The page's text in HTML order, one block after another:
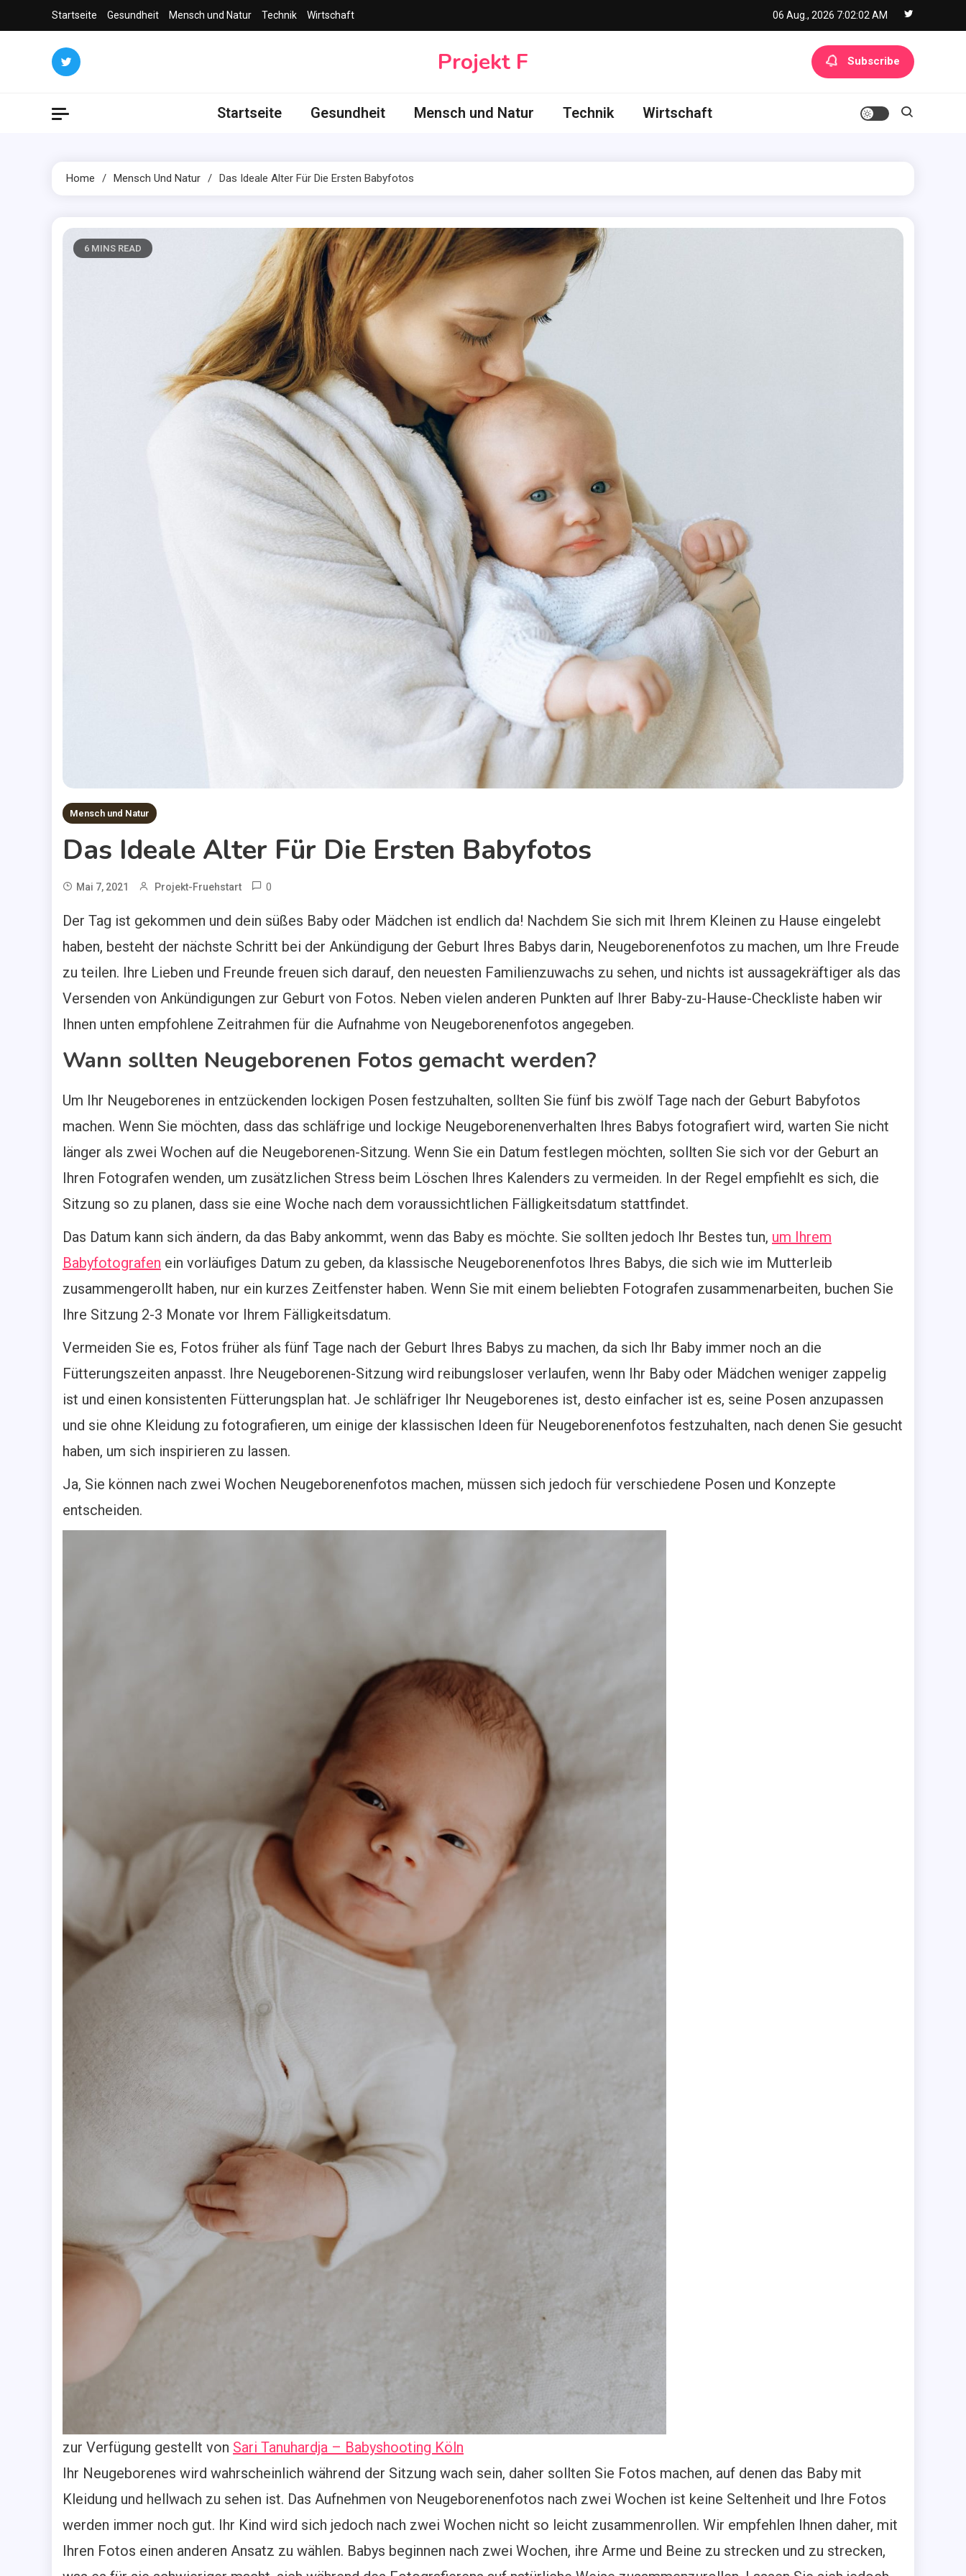
to
Startseite Gesundheit Mensch und Natur Technik Wirtschaft 06 Aug., 2026 7:02:04 AM
Projekt F Subscribe
Startseite Gesundheit Mensch und Natur Technik Wirtschaft
Home Mensch Und Natur Das Ideale Alter Für Die Ersten Babyfotos
6 MINS READ
Mensch und Natur
Das Ideale Alter Für Die Ersten Babyfotos
Mai 7, 2021 Projekt-Fruehstart 0
Der Tag ist gekommen und dein süßes Baby oder Mädchen ist endlich da! Nachdem Sie sich mit Ihrem Kleinen zu Hause eingelebt
haben, besteht der nächste Schritt bei der Ankündigung der Geburt Ihres Babys darin, Neugeborenenfotos zu machen, um Ihre Freude
zu teilen. Ihre Lieben und Freunde freuen sich darauf, den neuesten Familienzuwachs zu sehen, und nichts ist aussagekräftiger als das
Versenden von Ankündigungen zur Geburt von Fotos. Neben vielen anderen Punkten auf Ihrer Baby-zu-Hause-Checkliste haben wir
Ihnen unten empfohlene Zeitrahmen für die Aufnahme von Neugeborenenfotos angegeben.
Wann sollten Neugeborenen Fotos gemacht werden?
Um Ihr Neugeborenes in entzückenden lockigen Posen festzuhalten, sollten Sie fünf bis zwölf Tage nach der Geburt Babyfotos
machen. Wenn Sie möchten, dass das schläfrige und lockige Neugeborenenverhalten Ihres Babys fotografiert wird, warten Sie nicht
länger als zwei Wochen auf die Neugeborenen-Sitzung. Wenn Sie ein Datum festlegen möchten, sollten Sie sich vor der Geburt an
Ihren Fotografen wenden, um zusätzlichen Stress beim Löschen Ihres Kalenders zu vermeiden. In der Regel empfiehlt es sich, die
Sitzung so zu planen, dass sie eine Woche nach dem voraussichtlichen Fälligkeitsdatum stattfindet.
Das Datum kann sich ändern, da das Baby ankommt, wenn das Baby es möchte. Sie sollten jedoch Ihr Bestes tun, um Ihrem
Babyfotografen ein vorläufiges Datum zu geben, da klassische Neugeborenenfotos Ihres Babys, die sich wie im Mutterleib
zusammengerollt haben, nur ein kurzes Zeitfenster haben. Wenn Sie mit einem beliebten Fotografen zusammenarbeiten, buchen Sie
Ihre Sitzung 2-3 Monate vor Ihrem Fälligkeitsdatum.
Vermeiden Sie es, Fotos früher als fünf Tage nach der Geburt Ihres Babys zu machen, da sich Ihr Baby immer noch an die
Fütterungszeiten anpasst. Ihre Neugeborenen-Sitzung wird reibungsloser verlaufen, wenn Ihr Baby oder Mädchen weniger zappelig
ist und einen konsistenten Fütterungsplan hat. Je schläfriger Ihr Neugeborenes ist, desto einfacher ist es, seine Posen anzupassen
und sie ohne Kleidung zu fotografieren, um einige der klassischen Ideen für Neugeborenenfotos festzuhalten, nach denen Sie gesucht
haben, um sich inspirieren zu lassen.
Ja, Sie können nach zwei Wochen Neugeborenenfotos machen, müssen sich jedoch für verschiedene Posen und Konzepte
entscheiden.
zur Verfügung gestellt von Sari Tanuhardja – Babyshooting Köln
Ihr Neugeborenes wird wahrscheinlich während der Sitzung wach sein, daher sollten Sie Fotos machen, auf denen das Baby mit
Kleidung und hellwach zu sehen ist. Das Aufnehmen von Neugeborenenfotos nach zwei Wochen ist keine Seltenheit und Ihre Fotos
werden immer noch gut. Ihr Kind wird sich jedoch nach zwei Wochen nicht so leicht zusammenrollen. Wir empfehlen Ihnen daher, mit
Ihren Fotos einen anderen Ansatz zu wählen. Babys beginnen nach zwei Wochen, ihre Arme und Beine zu strecken und zu strecken,